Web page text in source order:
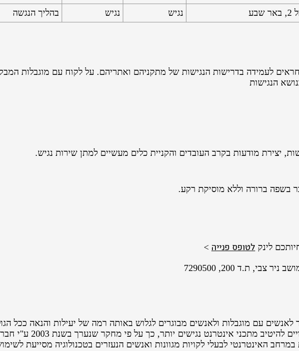
נגיש נגיש בהליך הנגשה
לעמידה בדרישות הנגישות של מתקניהם ואתריהם. על לקוח עם מוגבלות
הנגישות
יצירת מודעות בקרב העובדים והקניית כלים מעשיים למתן שירות נגיש.
בשפה ברורה וללא מוסיקת רקע.
לינק לטופס פנייה >
ת.ד 200, 7290500
נתקלים בקשיי שימוש
במרחב האינטרנטי לבעלי לקויות מגוונות ואנשים הנעזרים בטכנולוגיה מסייעת